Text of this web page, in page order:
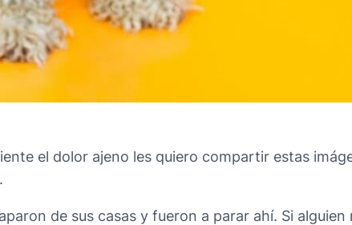
el dolor ajeno les quiero compartir estas
de sus casas y fueron a parar ahí. Si alguien